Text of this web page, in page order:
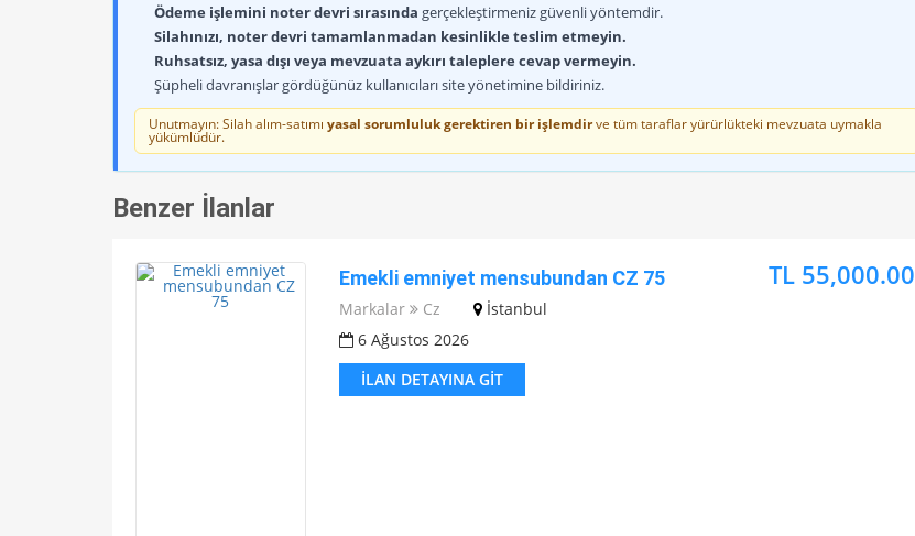
Ödeme işlemini noter devri sırasında gerçekleştirmeniz güvenli yöntemdir.
Silahınızı, noter devri tamamlanmadan kesinlikle teslim etmeyin.
Ruhsatsız, yasa dışı veya mevzuata aykırı taleplere cevap vermeyin.
Şüpheli davranışlar gördüğünüz kullanıcıları site yönetimine bildiriniz.
Unutmayın: Silah alım-satımı yasal sorumluluk gerektiren bir işlemdirve tüm taraflar yürürlükteki mevzuata uymakla
yükümlüdür.
Benzer İlanlar
Emekli emniyet mensubundan CZ 75
Markalar Cz
İstanbul
6 Ağustos 2026
İLAN DETAYINA GIT
TL 55,000.00
HK 45 compack
Ankara
Sıfır Canik TP9 Sub Elite
Ankara